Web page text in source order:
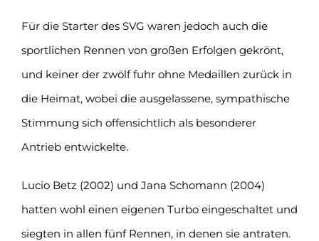
Für die Starter des SVG waren jedoch auch die
sportlichen Rennen von großen Erfolgen gekrönt,
und keiner der zwölf fuhr ohne Medaillen zurück in
die Heimat, wobei die ausgelassene, sympathische
Stimmung sich offensichtlich als besonderer
Antrieb entwickelte.
Lucio Betz (2002) und Jana Schomann (2004)
hatten wohl einen eigenen Turbo eingeschaltet und
siegten in allen fünf Rennen, in denen sie antraten.